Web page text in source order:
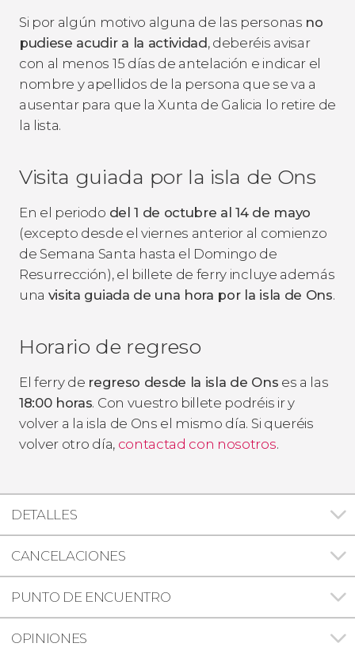
Si por algún motivo alguna de las personas no
pudiese acudir a la actividad, deberéis avisar
con al menos 15 días de antelación e indicar el
nombre y apellidos de la persona que se va a
ausentar para que la Xunta de Galicia lo retire de
la lista.
Visita guiada por la isla de Ons
En el periodo del 1 de octubre al 14 de mayo
(excepto desde el viernes anterior al comienzo
de Semana Santa hasta el Domingo de
Resurrección), el billete de ferry incluye además
una visita guiada de una hora por la isla de Ons.
Horario de regreso
El ferry de regreso desde la isla de Ons es a las
18:00 horas. Con vuestro billete podréis ir y
volver a la isla de Ons el mismo día. Si queréis
volver otro día, contactad con nosotros.
DETALLES
CANCELACIONES
PUNTO DE ENCUENTRO
OPINIONES